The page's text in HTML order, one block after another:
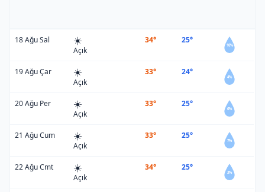
18 Ağu Sal ☀️
Açık
34° 25°
10%
19 Ağu Çar ☀️
Açık
33° 24°
4%
20 Ağu Per ☀️
Açık
33° 25°
6%
21 Ağu Cum ☀️
Açık
33° 25°
7%
22 Ağu Cmt ☀️
Açık
34° 25°
3%